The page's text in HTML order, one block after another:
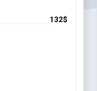
132$